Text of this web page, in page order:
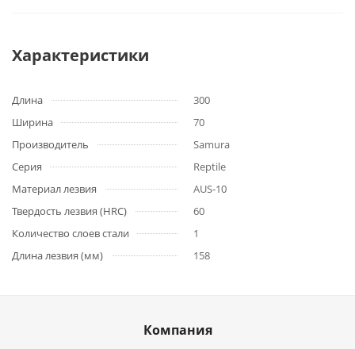
Характеристики
Длина
300
Ширина
70
Производитель
Samura
Серия
Reptile
Материал лезвия
AUS-10
Твердость лезвия (HRC)
60
Количество слоев стали
1
Длина лезвия (мм)
158
Компания